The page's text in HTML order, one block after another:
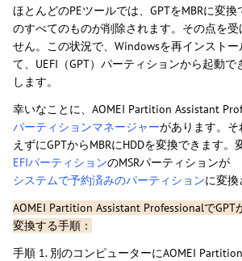
ほとんどのPEツールでは、GPTをMBRに変
のすべてのものが削除されます。その点を受
せん。この状況で、Windowsを再インスト
て、UEFI（GPT）パーティションから起動
します。
幸いなことに、AOMEI Partition Assistant
パーティションマネージャーがあります。そ
えずにGPTからMBRにHDDを変換できます。
EFIパーティションのMSRパーティションが
システムで予約済みのパーティションに変換
AOMEI Partition Assistant ProfessionalでGPT
変換する手順：
手順 1. 別のコンピューターにAOMEI